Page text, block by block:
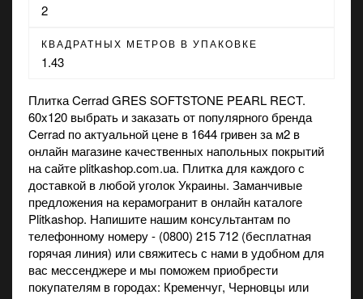
2
КВАДРАТНЫХ МЕТРОВ В УПАКОВКЕ
1.43
Плитка Cerrad GRES SOFTSTONE PEARL RECT.
60x120 выбрать и заказать от популярного бренда
Cerrad по актуальной цене в 1644 гривен за м2 в
онлайн магазине качественных напольных покрытий
на сайте plitkashop.com.ua. Плитка для каждого с
доставкой в любой уголок Украины. Заманчивые
предложения на керамогранит в онлайн каталоге
Plitkashop. Напишите нашим консультантам по
телефонному номеру - (0800) 215 712 (бесплатная
горячая линия) или свяжитесь с нами в удобном для
вас мессенджере и мы поможем приобрести
покупателям в городах: Кременчуг, Черновцы или